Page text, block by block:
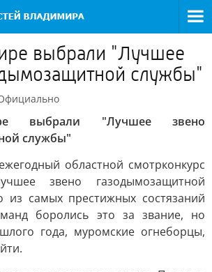
выбрали "Лучшее
службы"
выбрали "Лучшее звено
службы"
областной смотрконкурс
звено газодымозащитной
самых престижных состязаний
боролись это за звание, но
года, муромские огнеборцы,